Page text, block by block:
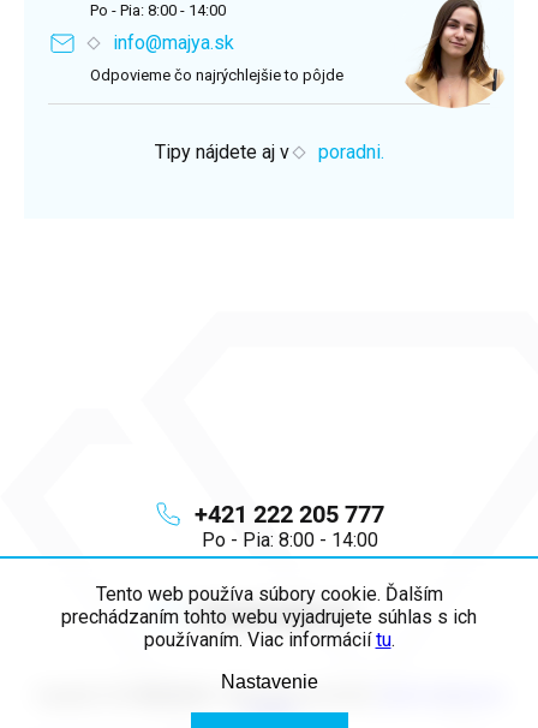
Tento web používa súbory cookie. Ďalším
prechádzaním tohto webu vyjadrujete súhlas s ich
používaním. Viac informáciítu.
Nastavenie
info@majya.sk
+421 222 205 777
Po - Pia: 8:00 - 14:00
Po - Pia: 8:00 - 14:00
info@majya.sk
Odpovieme čo najrýchlejšie to pôjde
Tipy nájdete aj v poradni.
cookies